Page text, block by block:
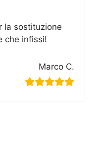
la sostituzione
che infissi!
Marco C.